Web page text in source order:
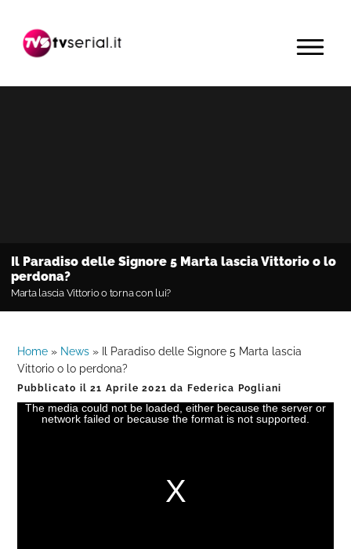
navigazione
contenuto
barra
primaria
MENU
Il Paradiso delle Signore 5 Marta lascia Vittorio o lo
perdona?
Marta lascia Vittorio o torna con lui?
Home » News »
Il Paradiso delle Signore 5 Marta lascia
Vittorio o lo perdona?
Pubblicato il21 Aprile 2021 da Federica Pogliani
The media could not be loaded, either because the server or
network failed or because the format is not supported.